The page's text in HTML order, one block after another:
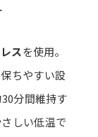
スを使用。
ちやすい設
分間維持す
しい低温で